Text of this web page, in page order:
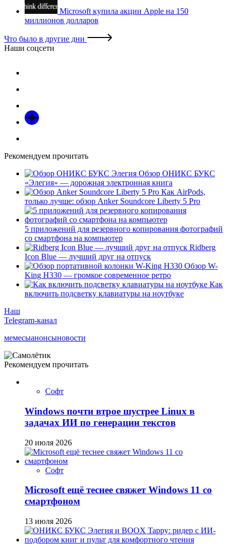
Microsoft купила акции Apple на 150
миллионов долларов
Что было в другие дни
Наши соцсети
Рекомендуем прочитать
Обзор ОНИКС БУКС
«Элегия» — дорожная электронная книга
Как AirPods,
только лучше: обзор Anker Soundcore Liberty 5 Pro
5 приложений для резервного копирования фотографий
со смартфона на компьютер
Ridberg
Icon Blue — лучший друг на отпуск
Обзор W-
King H330 — громкое современное ретро
Как
включить подсветку клавиатуры на ноутбуке
Наш
Telegram-канал
мемесыанонсыновости
Рекомендуем прочитать
Софт
Windows почти втрое шустрее Linux в
задачах ИИ по генерации текстов
20 июля 2026
Софт
Microsoft ещё теснее свяжет Windows 11 со
смартфоном
13 июля 2026